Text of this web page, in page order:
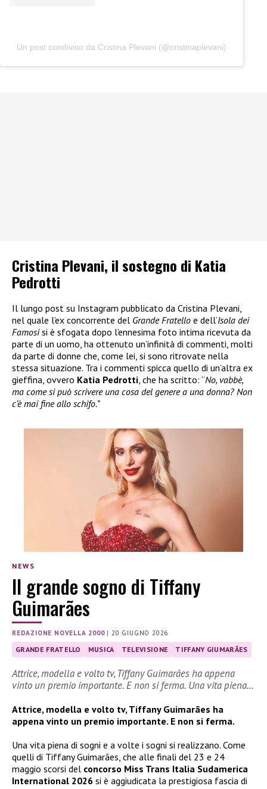
Un post condiviso da Cristina Plevani (@cristinaplevani)
Cristina Plevani, il sostegno di Katia
Pedrotti
Il lungo post su Instagram pubblicato da Cristina Plevani,
nel quale l’ex concorrente del Grande Fratello e dell’Isola dei
Famosisi è sfogata dopo l’ennesima foto intima ricevuta da
parte di un uomo, ha ottenuto un’infinità di commenti, molti
da parte di donne che, come lei, si sono ritrovate nella
stessa situazione. Tra i commenti spicca quello di un’altra ex
gieffina, ovvero Katia Pedrotti, che ha scritto: “No, vabbè,
ma come si può scrivere una cosa del genere a una donna? Non
c’è mai fine allo schifo.”
NEWS
Il grande sogno di Tiffany
Guimarães
REDAZIONE NOVELLA 2000|20 GIUGNO 2026
GRANDE FRATELLO MUSICA TELEVISIONE TIFFANY GIUMARÃES
Attrice, modella e volto tv, Tiffany Guimarães ha appena
vinto un premio importante. E non si ferma. Una vita piena…
Attrice, modella e volto tv, Tiffany Guimarães ha
appena vinto un premio importante. E non si ferma.
Una vita piena di sogni e a volte i sogni si realizzano. Come
quelli di Tiffany Guimarães, che alle finali del 23 e 24
maggio scorsi del concorso Miss Trans Italia Sudamerica
International 2026 si è aggiudicata la prestigiosa fascia di